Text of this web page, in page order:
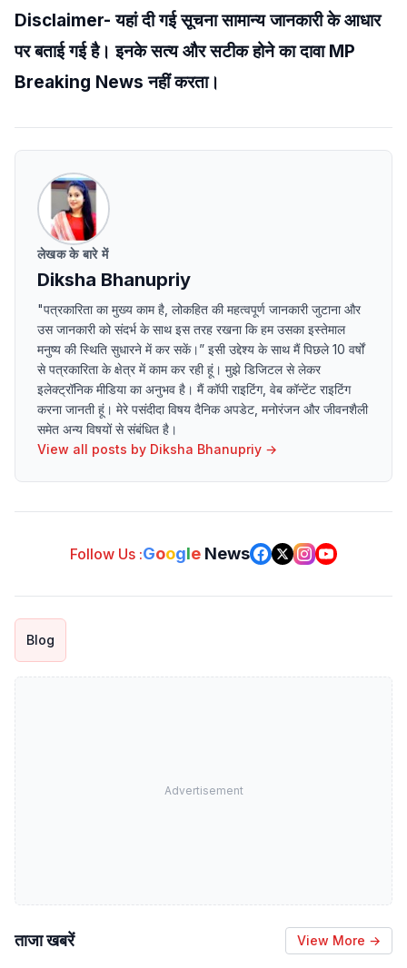
Disclaimer- यहां दी गई सूचना सामान्य जानकारी के आधार
पर बताई गई है। इनके सत्य और सटीक होने का दावा MP
Breaking News नहीं करता।
लेखक के बारे में
Diksha Bhanupriy
"पत्रकारिता का मुख्य काम है, लोकहित की महत्वपूर्ण जानकारी जुटाना और
उस जानकारी को संदर्भ के साथ इस तरह रखना कि हम उसका इस्तेमाल
मनुष्य की स्थिति सुधारने में कर सकें।” इसी उद्देश्य के साथ मैं पिछले 10 वर्षों
से पत्रकारिता के क्षेत्र में काम कर रही हूं। मुझे डिजिटल से लेकर
इलेक्ट्रॉनिक मीडिया का अनुभव है। मैं कॉपी राइटिंग, वेब कॉन्टेंट राइटिंग
करना जानती हूं। मेरे पसंदीदा विषय दैनिक अपडेट, मनोरंजन और जीवनशैली
समेत अन्य विषयों से संबंधित है।
View all posts by Diksha Bhanupriy →
Follow Us :Google News
Blog
Advertisement
ताजा खबरें View More →